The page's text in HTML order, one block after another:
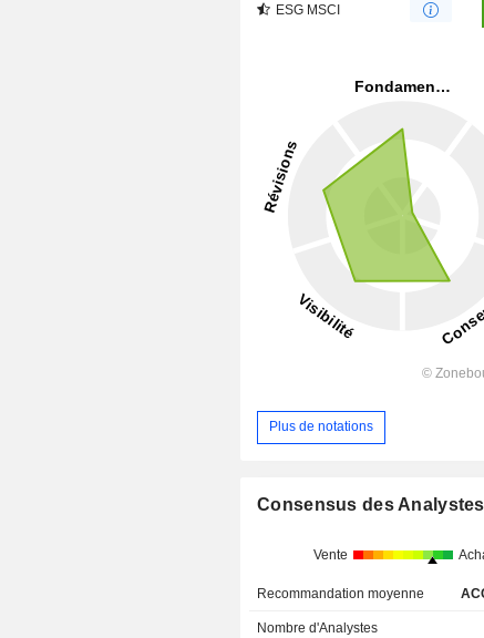
ESG MSCI
Plus de notations
Consensus des Analystes
Vente
Recommandation moyenne
Nombre d'Analystes